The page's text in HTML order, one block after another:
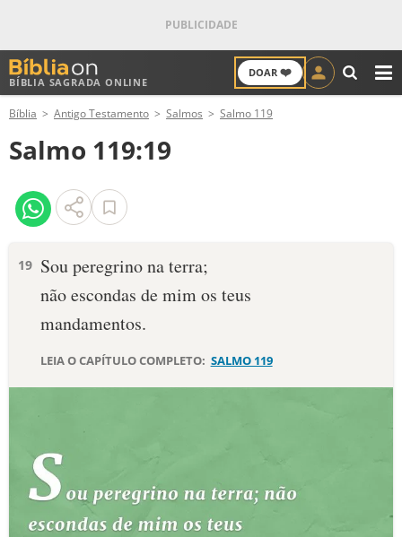
BÍBLIA SAGRADA ONLINE
DOAR ❤️
ANTIGO TESTAMENTO
NOVO TESTAMENTO
VERSÍCULOS
PALAVRA DO DIA
DEVOCIONAL DIÁRIO
ESTUDOS BÍBLICOS
ESBOÇOS DE PREGAÇÃO
Bíblia Antigo Testamento Salmos Salmo 119
Salmo 119:19
19 Sou peregrino na terra;
não escondas de mim os teus
mandamentos.
LEIA O CAPÍTULO COMPLETO: SALMO 119